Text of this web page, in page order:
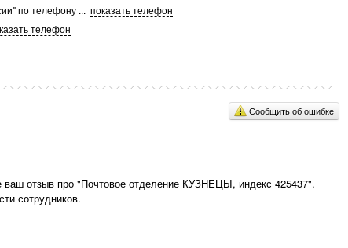
по телефону ... показать телефон
телефон
Сообщить об ошибке
отзыв про "Почтовое отделение КУЗНЕЦЫ, индекс 425437".
сотрудников.